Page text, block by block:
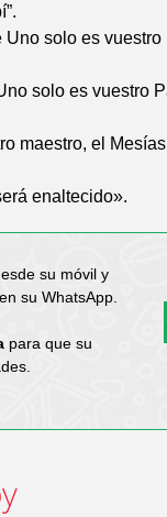
Uno solo es vuestro
solo es vuestro
maestro, el
enaltecido».
su móvil y
en su WhatsApp.
para que su